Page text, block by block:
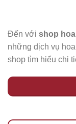
Đến với shop
những dịch vụ
shop tìm hiểu chi